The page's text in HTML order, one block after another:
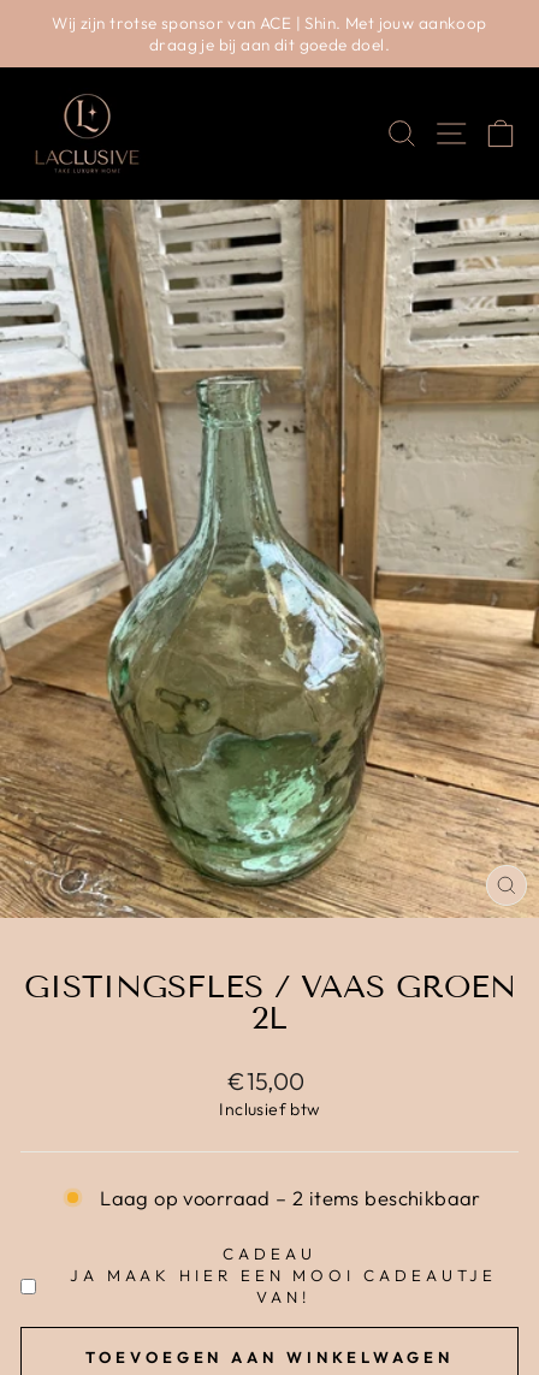
Pauzeer
van ACE | Shin. Met jouw aankoop
bij aan dit goede doel.
Zoeken
GISTINGSFLES / VAAS GROEN
2L
€15,00
Inclusief btw
Laag op voorraad – 2 items beschikbaar
CADEAU
JA MAAK HIER EEN MOOI CADEAUTJE
VAN!
TOEVOEGEN AAN WINKELWAGEN